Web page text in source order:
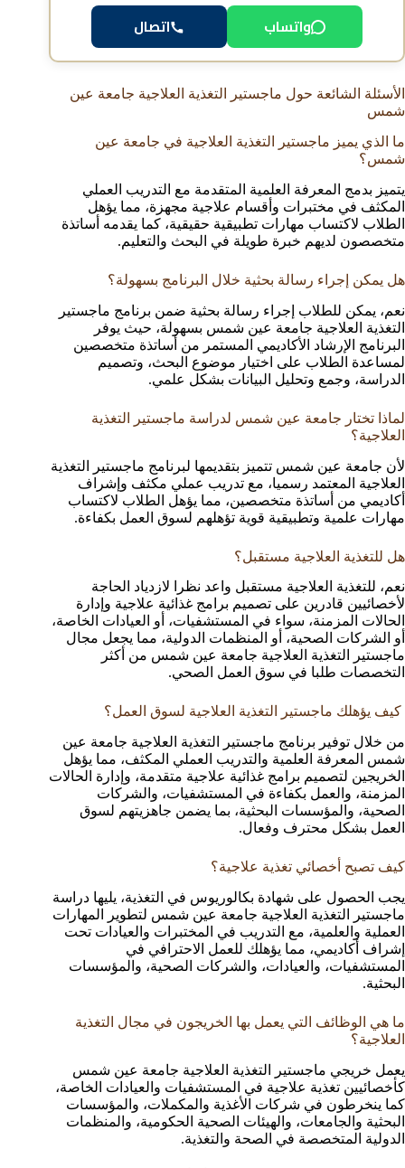
واتساب اتصال
الأسئلة الشائعة حول ماجستير التغذية العلاجية جامعة عين
شمس
ما الذي يميز ماجستير التغذية العلاجية في جامعة عين
شمس؟
يتميز بدمج المعرفة العلمية المتقدمة مع التدريب العملي
المكثف في مختبرات وأقسام علاجية مجهزة، مما يؤهل
الطلاب لاكتساب مهارات تطبيقية حقيقية، كما يقدمه أساتذة
متخصصون لديهم خبرة طويلة في البحث والتعليم.
هل يمكن إجراء رسالة بحثية خلال البرنامج بسهولة؟
نعم، يمكن للطلاب إجراء رسالة بحثية ضمن برنامج ماجستير
التغذية العلاجية جامعة عين شمس بسهولة، حيث يوفر
البرنامج الإرشاد الأكاديمي المستمر من أساتذة متخصصين
لمساعدة الطلاب على اختيار موضوع البحث، وتصميم
الدراسة، وجمع وتحليل البيانات بشكل علمي.
لماذا تختار جامعة عين شمس لدراسة ماجستير التغذية
العلاجية؟
لأن جامعة عين شمس تتميز بتقديمها لبرنامج ماجستير التغذية
العلاجية المعتمد رسميا، مع تدريب عملي مكثف وإشراف
أكاديمي من أساتذة متخصصين، مما يؤهل الطلاب لاكتساب
مهارات علمية وتطبيقية قوية تؤهلهم لسوق العمل بكفاءة.
هل للتغذية العلاجية مستقبل؟
نعم، للتغذية العلاجية مستقبل واعد نظرا لازدياد الحاجة
لأخصائيين قادرين على تصميم برامج غذائية علاجية وإدارة
الحالات المزمنة، سواء في المستشفيات، أو العيادات الخاصة،
أو الشركات الصحية، أو المنظمات الدولية، مما يجعل مجال
ماجستير التغذية العلاجية جامعة عين شمس من أكثر
التخصصات طلبا في سوق العمل الصحي.
كيف يؤهلك ماجستير التغذية العلاجية لسوق العمل؟
من خلال توفير برنامج ماجستير التغذية العلاجية جامعة عين
شمس المعرفة العلمية والتدريب العملي المكثف، مما يؤهل
الخريجين لتصميم برامج غذائية علاجية متقدمة، وإدارة الحالات
المزمنة، والعمل بكفاءة في المستشفيات، والشركات
الصحية، والمؤسسات البحثية، بما يضمن جاهزيتهم لسوق
العمل بشكل محترف وفعال.
كيف تصبح أخصائي تغذية علاجية؟
يجب الحصول على شهادة بكالوريوس في التغذية، يليها دراسة
ماجستير التغذية العلاجية جامعة عين شمس لتطوير المهارات
العملية والعلمية، مع التدريب في المختبرات والعيادات تحت
إشراف أكاديمي، مما يؤهلك للعمل الاحترافي في
المستشفيات، والعيادات، والشركات الصحية، والمؤسسات
البحثية.
ما هي الوظائف التي يعمل بها الخريجون في مجال التغذية
العلاجية؟
يعمل خريجي ماجستير التغذية العلاجية جامعة عين شمس
كأخصائيين تغذية علاجية في المستشفيات والعيادات الخاصة،
كما ينخرطون في شركات الأغذية والمكملات، والمؤسسات
البحثية والجامعات، والهيئات الصحية الحكومية، والمنظمات
الدولية المتخصصة في الصحة والتغذية.